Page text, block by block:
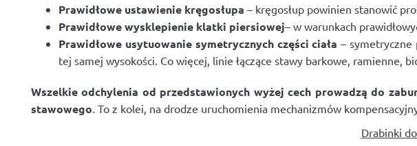
Prawidłowe ustawienie kręgosłupa – kręgosłup powinien stanowić
Prawidłowe wysklepienie klatki piersiowej– w warunkach
Prawidłowe usytuowanie symetrycznych części ciała – symetryczne
tej samej wysokości. Co więcej, linie łączące stawy barkowe, ramienne,
Wszelkie odchylenia od przedstawionych wyżej cech prowadzą do
stawowego. To z kolei, na drodze uruchomienia mechanizmów
Drabinki